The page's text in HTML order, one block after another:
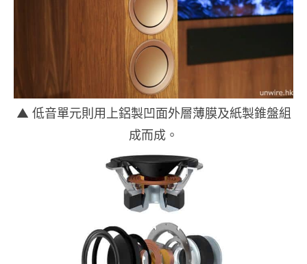
▲ 低音單元則用上鋁製凹面外層薄膜及紙製錐盤組
成而成。